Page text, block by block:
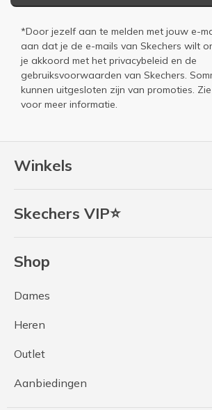
Winkels
Skechers VIP⭐
Shop
Dames
Heren
Outlet
Aanbiedingen
*Door jezelf aan te melden met jouw e-
aan dat je de e-mails van Skechers wilt
je akkoord met het privacybeleid en de
gebruiksvoorwaarden van Skechers.
kunnen uitgesloten zijn van promoties. Zie
voor meer informatie.